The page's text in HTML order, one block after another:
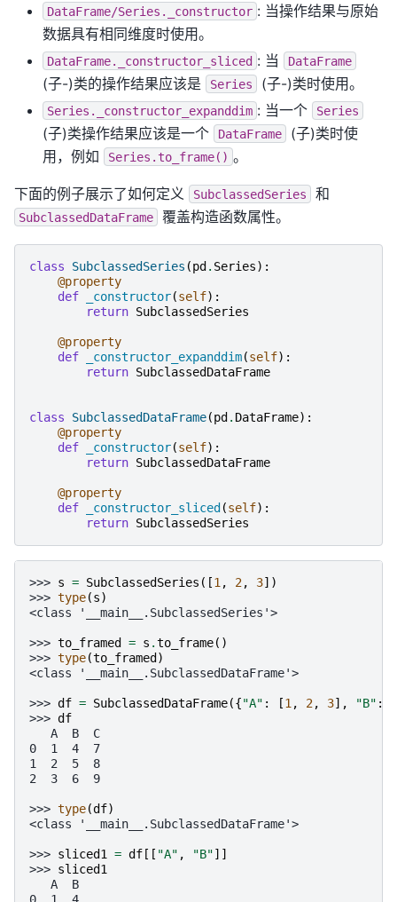
DataFrame/Series._constructor : 当操作结果与原始
数据具有相同维度时使用。
DataFrame._constructor_sliced : 当 DataFrame
(子-)类的操作结果应该是 Series (子-)类时使用。
Series._constructor_expanddim : 当一个 Series
(子)类操作结果应该是一个 DataFrame
(子)类时使
用，例如
Series.to_frame() 。
下面的例子展示了如何定义 SubclassedSeries 和
SubclassedDataFrame 覆盖构造函数属性。
class SubclassedSeries (pd . Series):
@property
def
_constructor(self):
return SubclassedSeries
@property
def
_constructor_expanddim(self):
return SubclassedDataFrame
class SubclassedDataFrame(pd . DataFrame):
@property
def
_constructor(self):
return SubclassedDataFrame
@property
def
_constructor_sliced (self):
return SubclassedSeries
>>> s = SubclassedSeries ([1 , 2, 3])
>>> type(s)
<class '__main__.SubclassedSeries'>
>>> to_framed = s .to_frame()
>>> type(to_framed )
<class '__main__.SubclassedDataFrame'>
>>> df = SubclassedDataFrame({"A" : [1 , 2, 3], "B" :
>>> df
   A  B  C
0  1  4  7
1  2  5  8
2  3  6  9
>>> type(df)
<class '__main__.SubclassedDataFrame'>
>>> sliced1 = df [[ "A" , "B"]]
>>> sliced1
   A  B